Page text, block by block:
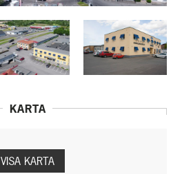
KARTA
VISA KARTA